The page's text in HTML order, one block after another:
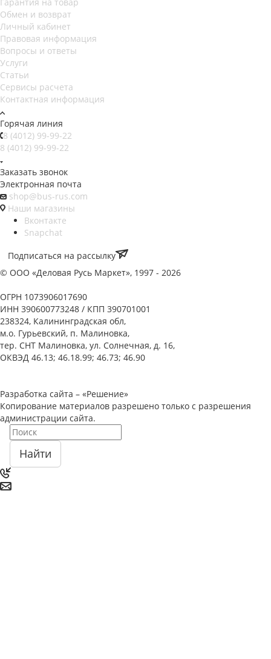
Обмен и возврат
Личный кабинет
Правовая информация
Вопросы и ответы
Услуги
Статьи
Сервисы расчета
Контактная информация
Горячая линия
8 (4012) 99-99-22
8 (4012) 99-99-22
Заказать звонок
Электронная почта
shop@bus-rus.com
Наши магазины
Вконтакте
Snapchat
Подписаться на рассылку
© ООО «Деловая Русь Маркет», 1997 - 2026
ОГРН 1073906017690
ИНН 390600773248 / КПП 390701001
238324, Калининградская обл,
м.о. Гурьевский, п. Малиновка,
тер. СНТ Малиновка, ул. Солнечная, д. 16,
ОКВЭД 46.13; 46.18.99; 46.73; 46.90
Разработка сайта – «Решение»
Копирование материалов разрешено только с разрешения
администрации сайта.
Найти